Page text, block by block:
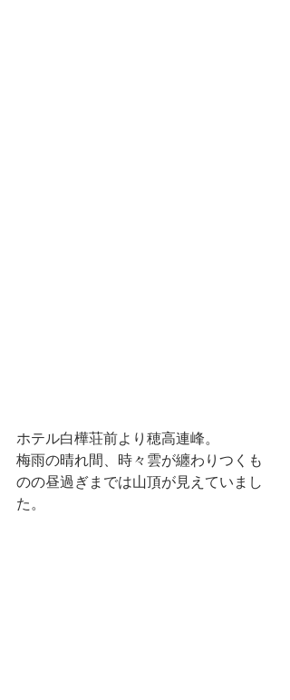
ホテル白樺荘前より穂高連峰。
梅雨の晴れ間、時々雲が纏わりつくも
のの昼過ぎまでは山頂が見えていまし
た。